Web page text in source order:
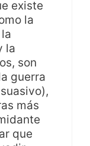
existe
la
la
son
guerra
más
que